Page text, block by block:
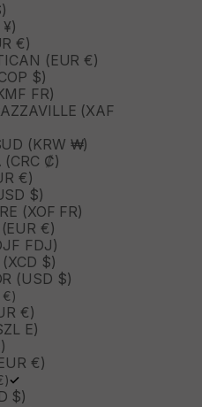
€)
(EUR €)
$)
FR)
(XAF
(KRW ₩)
(CRC ₡)
€)
$)
(XOF FR)
€)
FDJ)
$)
(USD $)
€)
€)
E)
€)
$)